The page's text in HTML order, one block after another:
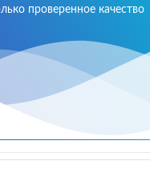
проверенное качество